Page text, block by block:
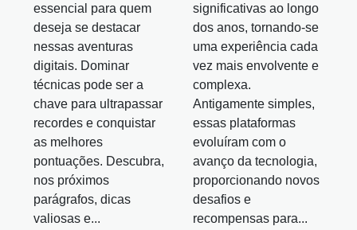
essencial para quem
deseja se destacar
nessas aventuras
digitais. Dominar
técnicas pode ser a
chave para ultrapassar
recordes e conquistar
as melhores
pontuações. Descubra,
nos próximos
parágrafos, dicas
valiosas e...
significativas ao longo
dos anos, tornando-se
uma experiência cada
vez mais envolvente e
complexa.
Antigamente simples,
essas plataformas
evoluíram com o
avanço da tecnologia,
proporcionando novos
desafios e
recompensas para...